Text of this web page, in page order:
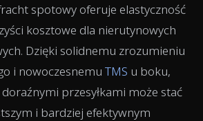
spotowy oferuje elastyczność
kosztowe dla nierutynowych
Dzięki solidnemu zrozumieniu
i nowoczesnemu TMS u boku,
przesyłkami może stać
i bardziej efektywnym